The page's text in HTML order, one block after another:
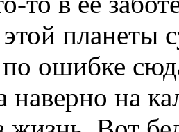
планеты
по ошибке
наверно на